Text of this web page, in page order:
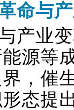
命与
产业
源等
，催
态提